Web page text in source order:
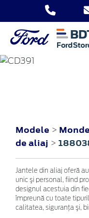
Modele >
de aliaj >
Jantele din aliaj oferă
unic şi personal, fiind
designul acestuia din
împreună cu toate
calitatea, siguranţa şi,